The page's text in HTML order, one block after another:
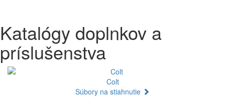
Katalógy doplnkov a
príslušenstva
Colt
Súbory na stiahnutie